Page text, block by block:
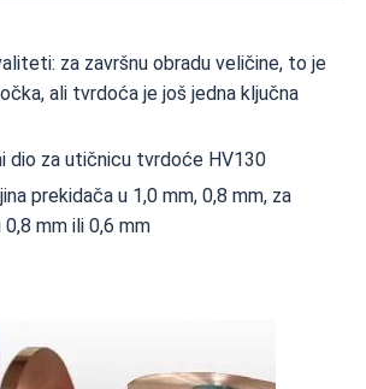
za završnu obradu veličine, to je
ali tvrdoća je još jedna ključna
dio za utičnicu tvrdoće HV130
prekidača u 1,0 mm, 0,8 mm, za
mm ili 0,6 mm